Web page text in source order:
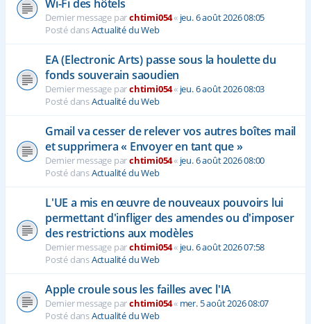
Wi-Fi des hôtels
Dernier message parchtimi054« jeu. 6 août 2026 08:05
Posté dansActualité du Web
EA (Electronic Arts) passe sous la houlette du
fonds souverain saoudien
Dernier message parchtimi054« jeu. 6 août 2026 08:03
Posté dansActualité du Web
Gmail va cesser de relever vos autres boîtes mail
et supprimera « Envoyer en tant que »
Dernier message parchtimi054« jeu. 6 août 2026 08:00
Posté dansActualité du Web
L'UE a mis en œuvre de nouveaux pouvoirs lui
permettant d'infliger des amendes ou d'imposer
des restrictions aux modèles
Dernier message parchtimi054« jeu. 6 août 2026 07:58
Posté dansActualité du Web
Apple croule sous les failles avec l'IA
Dernier message parchtimi054« mer. 5 août 2026 08:07
Posté dansActualité du Web